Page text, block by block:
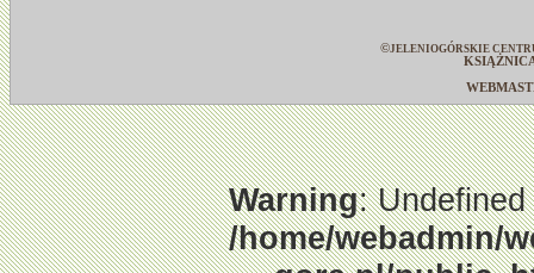
©JELENIOGÓRSKIE
Warning:
/home/webadmin/